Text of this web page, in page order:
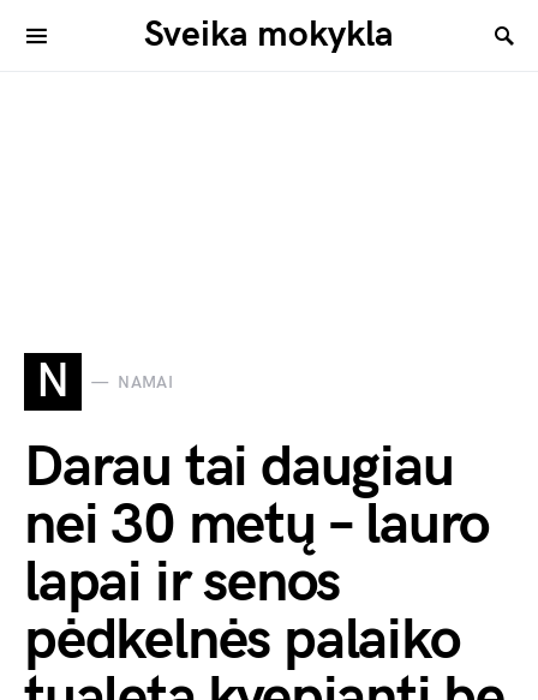
Sveika mokykla
N NAMAI
Darau tai daugiau
nei 30 metų – lauro
lapai ir senos
pėdkelnės palaiko